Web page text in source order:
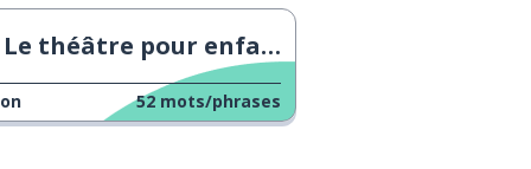
Le théâtre pour enfants
52 mots/phrases